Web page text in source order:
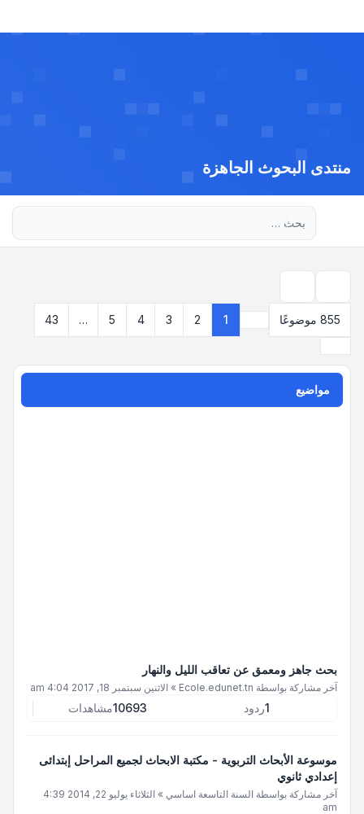
منتدى البحوث الجاهزة
855 موضوعًا
صفحة1
43 1
2
3
4
5
…
43
مواضيع
بحث جاهز ومعمق عن تعاقب الليل والنهار
آخر مشاركة بواسطة Ecole.edunet.tn
» الاثنين سبتمبر 18, 2017 4:04 am
1ردود 10693مشاهدات
موسوعة الأبحاث التربوية - مكتبة الابحاث لجميع المراحل إبتدائى
إعدادي ثانوي
آخر مشاركة بواسطة السنة التاسعة اساسي »
الثلاثاء يوليو 22, 2014 4:39
am